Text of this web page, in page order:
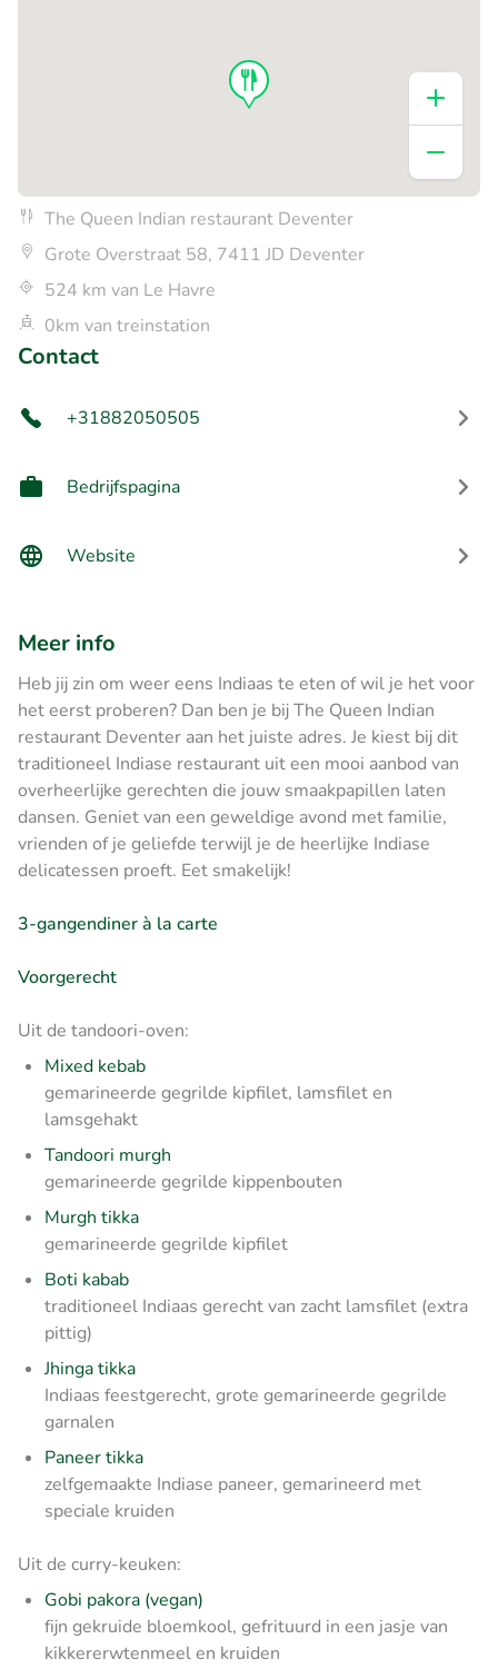
The Queen Indian restaurant Deventer
Grote Overstraat 58, 7411 JD Deventer
524 km van Le Havre
0km van treinstation
Contact
+31882050505
Bedrijfspagina
Website
Meer info
Heb jij zin om weer eens Indiaas te eten of wil je het voor
het eerst proberen? Dan ben je bij The Queen Indian
restaurant Deventer aan het juiste adres. Je kiest bij dit
traditioneel Indiase restaurant uit een mooi aanbod van
overheerlijke gerechten die jouw smaakpapillen laten
dansen. Geniet van een geweldige avond met familie,
vrienden of je geliefde terwijl je de heerlijke Indiase
delicatessen proeft. Eet smakelijk!
3-gangendiner à la carte
Voorgerecht
Uit de tandoori-oven:
Mixed kebab
gemarineerde gegrilde kipfilet, lamsfilet en
lamsgehakt
Tandoori murgh
gemarineerde gegrilde kippenbouten
Murgh tikka
gemarineerde gegrilde kipfilet
Boti kabab
traditioneel Indiaas gerecht van zacht lamsfilet (extra
pittig)
Jhinga tikka
Indiaas feestgerecht, grote gemarineerde gegrilde
garnalen
Paneer tikka
zelfgemaakte Indiase paneer, gemarineerd met
speciale kruiden
Uit de curry-keuken:
Gobi pakora (vegan)
fijn gekruide bloemkool, gefrituurd in een jasje van
kikkererwtenmeel en kruiden